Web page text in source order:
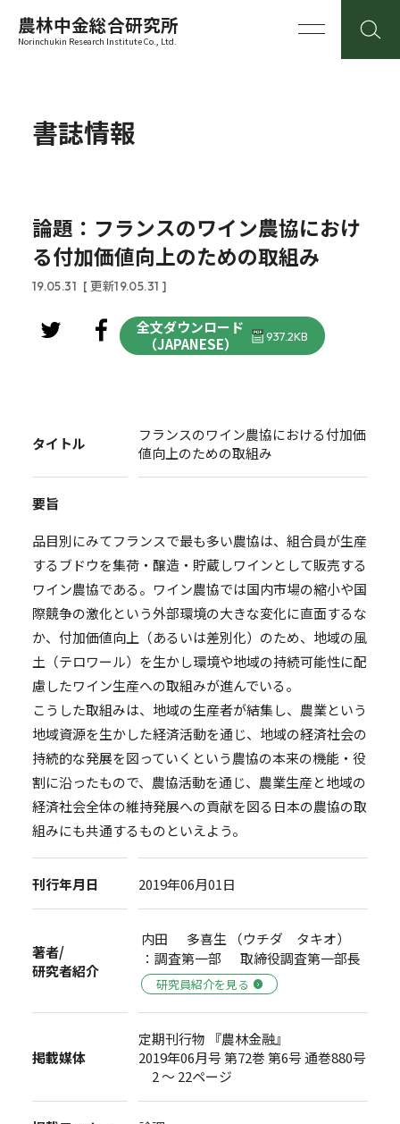
農林中金総合研究所
Norinchukin Research Institute Co., Ltd.
書誌情報
論題：フランスのワイン農協におけ
る付加価値向上のための取組み
19.05.31 [ 更新19.05.31 ]
全文ダウンロード
（JAPANESE）
937.2KB
タイトル
フランスのワイン農協における付加価
値向上のための取組み
要旨
品目別にみてフランスで最も多い農協は、組合員が生産
するブドウを集荷・醸造・貯蔵しワインとして販売する
ワイン農協である。ワイン農協では国内市場の縮小や国
際競争の激化という外部環境の大きな変化に直面するな
か、付加価値向上（あるいは差別化）のため、地域の風
土（テロワール）を生かし環境や地域の持続可能性に配
慮したワイン生産への取組みが進んでいる。
こうした取組みは、地域の生産者が結集し、農業という
地域資源を生かした経済活動を通じ、地域の経済社会の
持続的な発展を図っていくという農協の本来の機能・役
割に沿ったもので、農協活動を通じ、農業生産と地域の
経済社会全体の維持発展への貢献を図る日本の農協の取
組みにも共通するものといえよう。
刊行年月日 2019年06月01日
著者/
研究者紹介
内田 多喜生 （ウチダ タキオ）
：調査第一部 取締役調査第一部長
研究員紹介を見る
掲載媒体
定期刊行物 『農林金融』
2019年06月号 第72巻 第6号 通巻880号
2 ～ 22ページ